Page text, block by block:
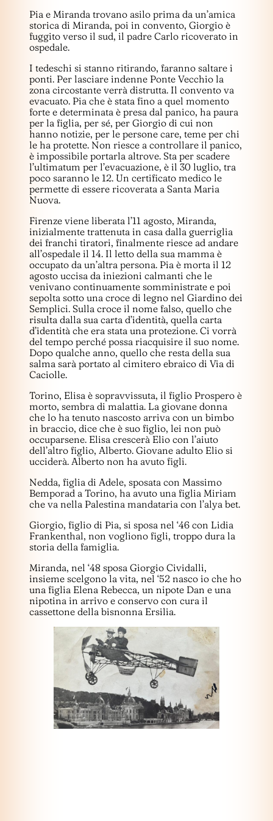
Pia e Miranda trovano asilo prima da un’amica
storica di Miranda, poi in convento, Giorgio è
fuggito verso il sud, il padre Carlo ricoverato in
ospedale.
I tedeschi si stanno ritirando, faranno saltare i
ponti. Per lasciare indenne Ponte Vecchio la
zona circostante verrà distrutta. Il convento va
evacuato. Pia che è stata fino a quel momento
forte e determinata è presa dal panico, ha paura
per la figlia, per sé, per Giorgio di cui non
hanno notizie, per le persone care, teme per chi
le ha protette. Non riesce a controllare il panico,
è impossibile portarla altrove. Sta per scadere
l’ultimatum per l’evacuazione, è il 30 luglio, tra
poco saranno le 12. Un certificato medico le
permette di essere ricoverata a Santa Maria
Nuova.
Firenze viene liberata l’11 agosto, Miranda,
inizialmente trattenuta in casa dalla guerriglia
dei franchi tiratori, finalmente riesce ad andare
all’ospedale il 14. Il letto della sua mamma è
occupato da un’altra persona. Pia è morta il 12
agosto uccisa da iniezioni calmanti che le
venivano continuamente somministrate e poi
sepolta sotto una croce di legno nel Giardino dei
Semplici. Sulla croce il nome falso, quello che
risulta dalla sua carta d’identità, quella carta
d’identità che era stata una protezione. Ci vorrà
del tempo perché possa riacquisire il suo nome.
Dopo qualche anno, quello che resta della sua
salma sarà portato al cimitero ebraico di Via di
Caciolle.
Torino, Elisa è sopravvissuta, il figlio Prospero è
morto, sembra di malattia. La giovane donna
che lo ha tenuto nascosto arriva con un bimbo
in braccio, dice che è suo figlio, lei non può
occuparsene. Elisa crescerà Elio con l’aiuto
dell’altro figlio, Alberto. Giovane adulto Elio si
ucciderà. Alberto non ha avuto figli.
Nedda, figlia di Adele, sposata con Massimo
Bemporad a Torino, ha avuto una figlia Miriam
che va nella Palestina mandataria con l’alya bet.
Giorgio, figlio di Pia, si sposa nel ‘46 con Lidia
Frankenthal, non vogliono figli, troppo dura la
storia della famiglia.
Miranda, nel ‘48 sposa Giorgio Cividalli,
insieme scelgono la vita, nel ‘52 nasco io che ho
una figlia Elena Rebecca, un nipote Dan e una
nipotina in arrivo e conservo con cura il
cassettone della bisnonna Ersilia.